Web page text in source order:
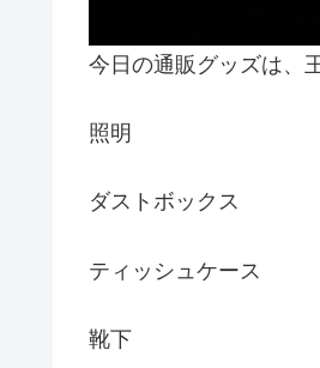
今日の通販グッズは、
照明
ダストボックス
ティッシュケース
靴下